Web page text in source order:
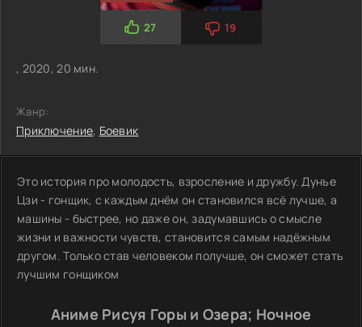
27 19
, 2020, 20 мин.
Жанр:
Приключение, Боевик
Это история про молодость, взросление и дружбу. Дунъе
Цзи - гонщик, с каждым днём он становился всё лучше, а
машины - быстрее, но даже он, задумавшись о смысле
жизни и важности чувств, становится самым надёжным
другом. Только став человеком получше, он сможет стать
лучшим гонщиком
Аниме Рисуя Горы и Озера; Ночное